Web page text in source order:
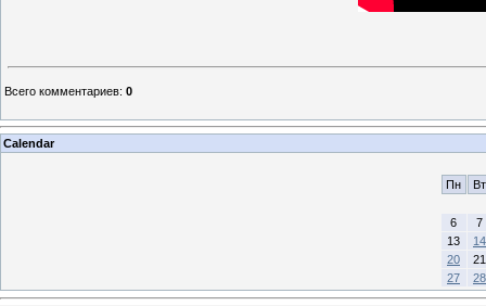
Всего комментариев: 0
Calendar
Пн Вт
6
7
13
14
20
21
27
28